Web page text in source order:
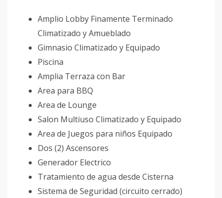
Amplio Lobby Finamente Terminado
Climatizado y Amueblado
Gimnasio Climatizado y Equipado
Piscina
Amplia Terraza con Bar
Area para BBQ
Area de Lounge
Salon Multiuso Climatizado y Equipado
Area de Juegos para niños Equipado
Dos (2) Ascensores
Generador Electrico
Tratamiento de agua desde Cisterna
Sistema de Seguridad (circuito cerrado)